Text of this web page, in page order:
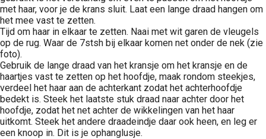
met haar, voor je de krans sluit. Laat een lange draad hangen om
het mee vast te zetten.
Tijd om haar in elkaar te zetten. Naai met wit garen de vleugels
op de rug. Waar de 7stsh bij elkaar komen net onder de nek (zie
foto).
Gebruik de lange draad van het kransje om het kransje en de
haartjes vast te zetten op het hoofdje, maak rondom steekjes,
verdeel het haar aan de achterkant zodat het achterhoofdje
bedekt is. Steek het laatste stuk draad naar achter door het
hoofdje, zodat het net achter de wikkelingen van het haar
uitkomt. Steek het andere draadeindje daar ook heen, en leg er
een knoop in. Dit is je ophanglusje.